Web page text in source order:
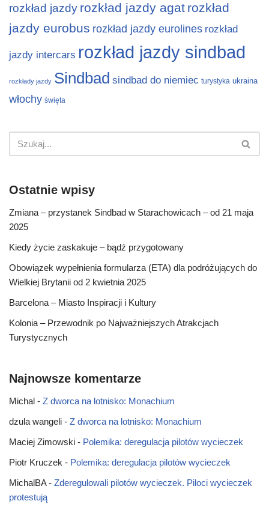
rozkład jazdy rozkład jazdy agat rozkład
jazdy eurobus rozkład jazdy eurolines rozkład
jazdy intercars rozkład jazdy sindbad
rozkłady jazdy Sindbad sindbad do niemiec turystyka ukraina
włochy święta
Ostatnie wpisy
Zmiana – przystanek Sindbad w Starachowicach – od 21 maja
2025
Kiedy życie zaskakuje – bądź przygotowany
Obowiązek wypełnienia formularza (ETA) dla podróżujących do
Wielkiej Brytanii od 2 kwietnia 2025
Barcelona – Miasto Inspiracji i Kultury
Kolonia – Przewodnik po Najważniejszych Atrakcjach
Turystycznych
Najnowsze komentarze
Michal - Z dworca na lotnisko: Monachium
dzula wangeli - Z dworca na lotnisko: Monachium
Maciej Zimowski - Polemika: deregulacja pilotów wycieczek
Piotr Kruczek - Polemika: deregulacja pilotów wycieczek
MichalBA- Zderegulowali pilotów wycieczek. Piloci wycieczek
protestują